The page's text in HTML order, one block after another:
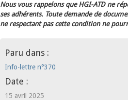
Nous vous rappelons que HGI-ATD ne
ses adhérents. Toute demande de
ne respectant pas cette condition ne
Paru dans :
Info-lettre n°370
Date :
15 avril 2025